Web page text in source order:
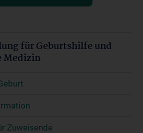
für Geburtshilfe und
Medizin
Zuweisende